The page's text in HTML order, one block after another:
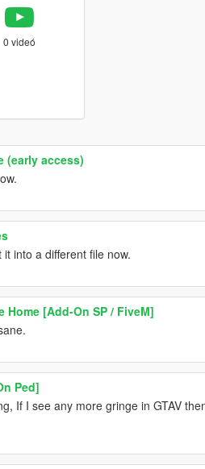
0 videó
(early access)
into a different file now.
Home [Add-On SP / FiveM]
Ped]
If I see any more gringe in GTAV